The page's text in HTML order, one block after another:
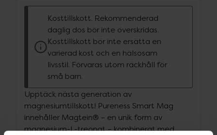
Kosttillskott. Rekommenderad
daglig dos bör inte överskridas.
Kosttillskott bör inte ersätta en
varierad kost och en hälsosam
livsstil. Förvaras utom räckhåll för
små barn.
Upptäck nästa generation av
magnesiumtillskott! Pureness Smart Mag
innehåller Magtein® – en unik form av
magnesium-L-treonat – kombinerat med